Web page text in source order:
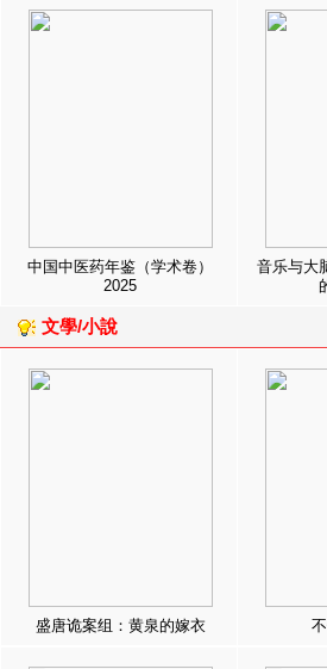
中国中医药年鉴（学术卷）
2025
音乐与大
文學/小說
盛唐诡案组：黄泉的嫁衣